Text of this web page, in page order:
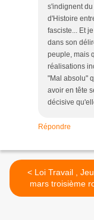
s'indignent
d'Histoire
fasciste... Et
dans son
peuple, mais
réalisations
"Mal absolu"
avoir en tête
décisive
Répondre
< Loi Travail , Jeudi 24
mars troisième